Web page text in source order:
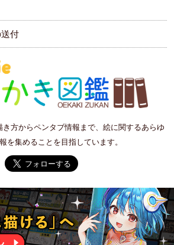
付
方からペンタブ情報まで、絵に関するあらゆ
を集めることを目指しています。